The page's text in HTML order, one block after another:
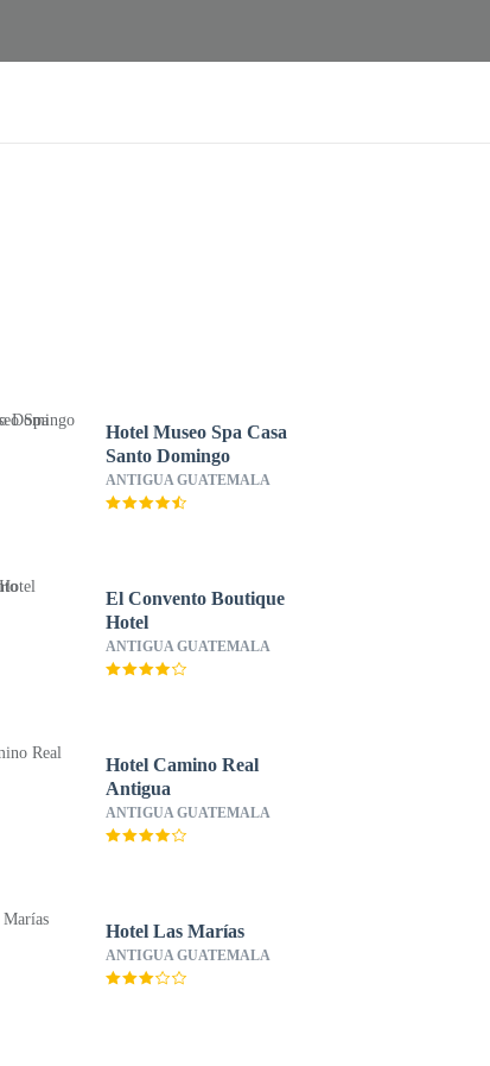
Hotel Museo Spa Casa
Santo Domingo
ANTIGUA GUATEMALA
El Convento Boutique
Hotel
ANTIGUA GUATEMALA
Hotel Camino Real
Antigua
ANTIGUA GUATEMALA
Hotel Las Marías
ANTIGUA GUATEMALA